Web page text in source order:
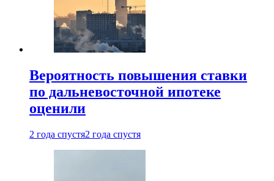
Вероятность повышения ставки
по дальневосточной ипотеке
оценили
2 года спустя2 года спустя